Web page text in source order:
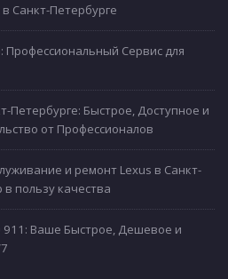
Санкт-Петербурге
Профессиональный Сервис для
Петербурге: Быстрое, Доступное и
от Профессионалов
и ремонт Lexus в Санкт-
пользу качества
911: Ваше Быстрое, Дешевое и